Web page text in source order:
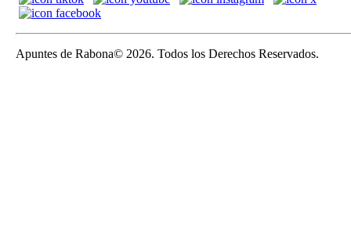
Apuntes de Rabona© 2026. Todos los Derechos Reservados.